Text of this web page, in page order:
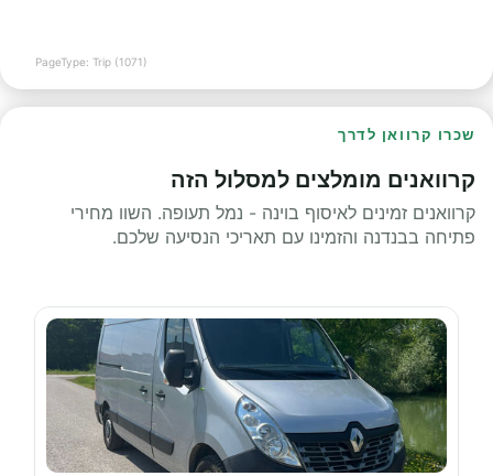
PageType: Trip (1071)
שכרו קרוואן לדרך
קרוואנים מומלצים למסלול הזה
קרוואנים זמינים לאיסוף בוינה - נמל תעופה. השוו מחירי
פתיחה בבנדנה והזמינו עם תאריכי הנסיעה שלכם.